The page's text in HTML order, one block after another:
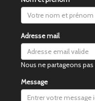
Adresse mail
Nous ne partageons
Message